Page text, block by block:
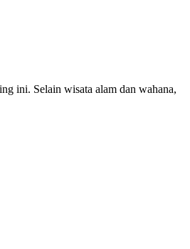
ini. Selain wisata alam dan wahana,